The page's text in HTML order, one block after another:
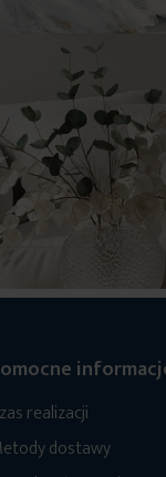
realizacji
dostawy